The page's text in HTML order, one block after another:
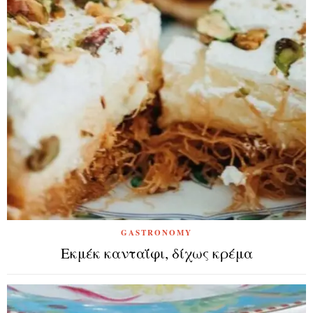
GASTRONOMY
Εκμέκ κανταΐφι, δίχως κρέμα